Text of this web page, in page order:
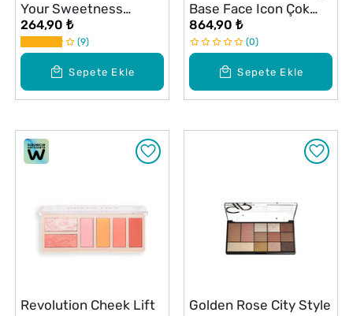
Sepete Ekle
Your Sweetness
Freckle Pen Çil Kalemi
264,90 ₺
9
Sepete Ekle
Base Face Icon Çok
Amaçlı Ten Paleti
Medium
864,90 ₺
0
Revolution Cheek Lift
Golden Rose City Style